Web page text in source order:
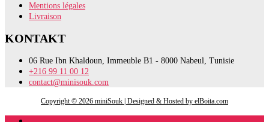
Mentions légales
Livraison
KONTAKT
06 Rue Ibn Khaldoun, Immeuble B1 - 8000 Nabeul, Tunisie
+216 99 11 00 12
contact@minisouk.com
Copyright © 2026 miniSouk | Designed & Hosted by elBoita.com